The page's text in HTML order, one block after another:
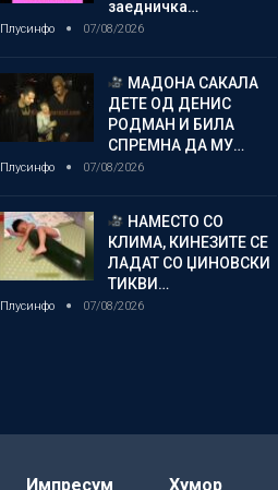
заедничка…
Плусинфо 07/08/2026
МАДОНА САКАЛА
ДЕТЕ ОД ДЕНИС
РОДМАН И БИЛА
СПРЕМНА ДА МУ…
Плусинфо 07/08/2026
НАМЕСТО СО
КЛИМА, КИНЕЗИТЕ СЕ
ЛАДАТ СО ЏИНОВСКИ
ТИКВИ…
Плусинфо 07/08/2026
Импресум Хумор